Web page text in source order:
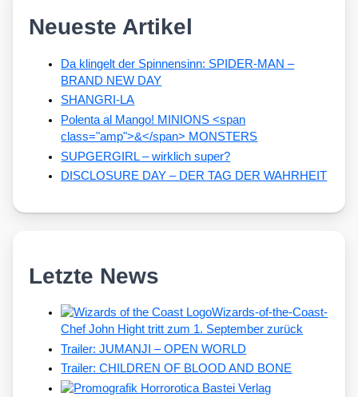
Neueste Artikel
Da klingelt der Spinnensinn: SPIDER-MAN –
BRAND NEW DAY
SHANGRI-LA
Polenta al Mango! MINIONS <span
class="amp">&</span> MONSTERS
SUPGERGIRL – wirklich super?
DISCLOSURE DAY – DER TAG DER WAHRHEIT
Letzte News
Wizards-of-the-Coast-
Chef John Hight tritt zum 1. September zurück
Trailer: JUMANJI – OPEN WORLD
Trailer: CHILDREN OF BLOOD AND BONE